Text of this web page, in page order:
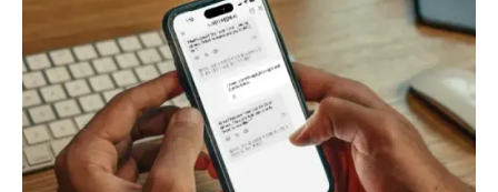
Português Français
Deutsch